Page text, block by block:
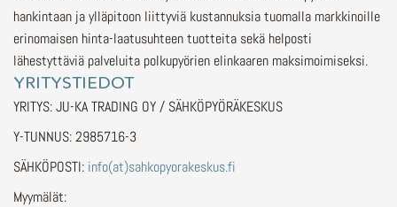
hankintaan ja ylläpitoon liittyviä kustannuksia tuomalla markkinoille
erinomaisen hinta-laatusuhteen tuotteita sekä helposti
lähestyttäviä palveluita polkupyörien elinkaaren maksimoimiseksi.
YRITYSTIEDOT
YRITYS: JU-KA TRADING OY / SÄHKÖPYÖRÄKESKUS
Y-TUNNUS: 2985716-3
SÄHKÖPOSTI: info(at)sahkopyorakeskus.fi
Myymälät: